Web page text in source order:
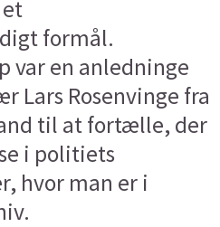
formål.
var en anledninge
Lars Rosenvinge fra
til at fortælle, der
i politiets
hvor man er i